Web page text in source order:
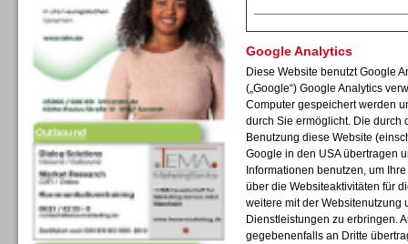
Outbound
Outbound
Google Analytics
Diese Website benutzt Google
(„Google“) Google Analytics
Computer gespeichert werden
durch Sie ermöglicht. Die durch
Benutzung diese Website
Google in den USA übertragen
Informationen benutzen, um
über die Websiteaktivitäten für
weitere mit der Websitenutzung
Dienstleistungen zu erbringen.
gegebenenfalls an Dritte